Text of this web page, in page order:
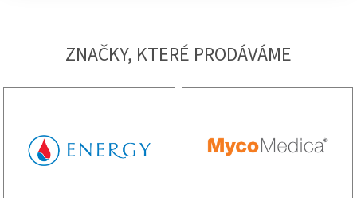
ZNAČKY, KTERÉ PRODÁVÁME